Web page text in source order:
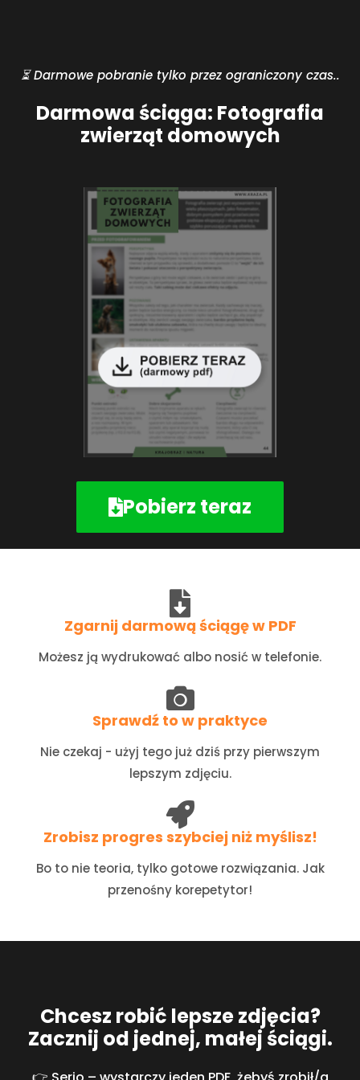
⏳ Darmowe pobranie tylko przez ograniczony czas..
Darmowa ściąga: Fotografia
zwierząt domowych
Pobierz teraz
Zgarnij darmową ściągę w PDF
Możesz ją wydrukować albo nosić w telefonie.
Sprawdź to w praktyce
Nie czekaj - użyj tego już dziś przy pierwszym
lepszym zdjęciu.
Zrobisz progres szybciej niż myślisz!
Bo to nie teoria, tylko gotowe rozwiązania. Jak
przenośny korepetytor!
Chcesz robić lepsze zdjęcia?
Zacznij od jednej, małej ściągi.